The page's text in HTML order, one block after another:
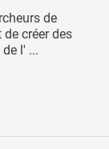
de
de créer des
l' ...